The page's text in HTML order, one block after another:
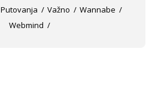
Putovanja Važno
Wannabe
Webmind